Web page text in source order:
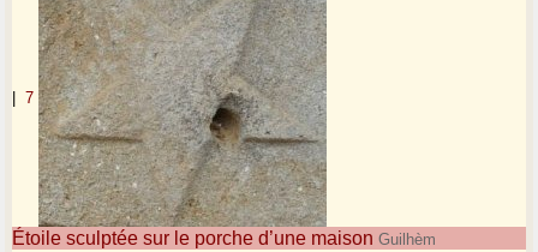
| 7
Étoile sculptée sur le porche d’une maison Guilhèm